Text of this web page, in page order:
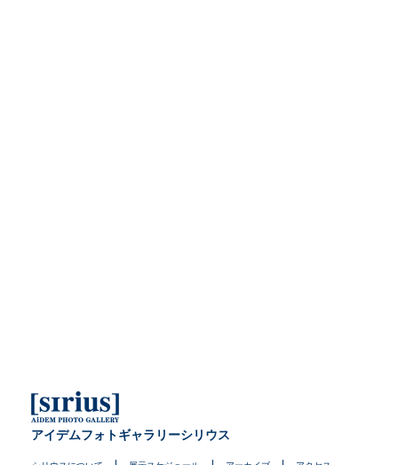
アイデムフォトギャラリーシリウス